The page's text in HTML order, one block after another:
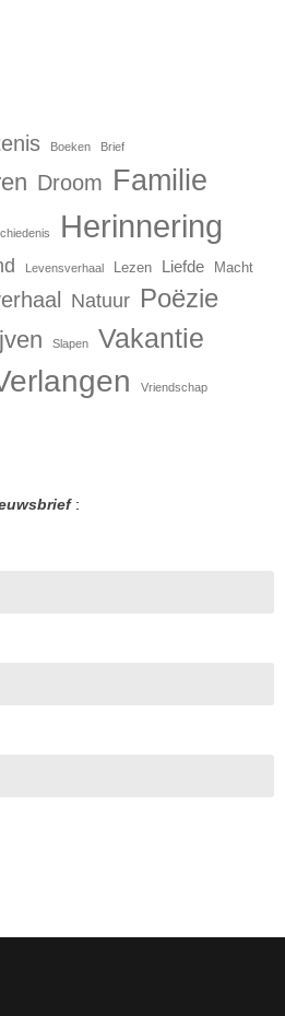
Boeken Brief
Droom Familie
Herinnering
Levensverhaal Lezen Liefde Macht
Natuur Poëzie
Slapen Vakantie
Vriendschap
: